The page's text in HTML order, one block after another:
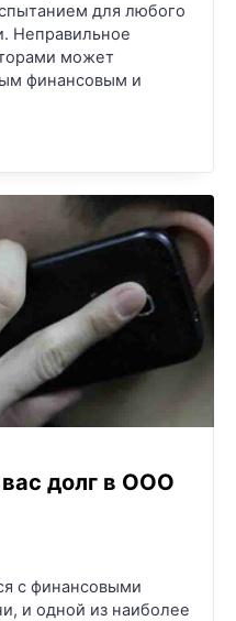
для любого
Неправильное
может
финансовым и
вас долг в ООО
с финансовыми
и одной из наиболее